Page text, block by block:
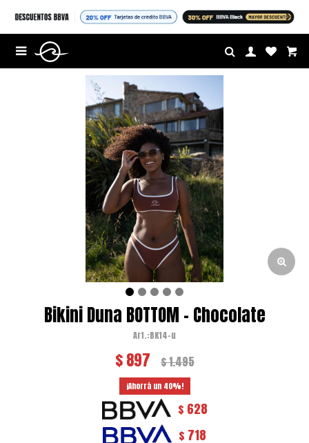


Bikini Duna BOTTOM - Chocolate
BK14-u
$897 $1.495
40
$ 628
$ 718